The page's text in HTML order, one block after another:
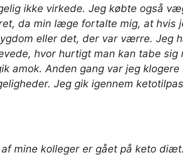
ikke virkede. Jeg købte også
da min læge fortalte mig, at hvis
eller det, der var værre. Jeg
hvor hurtigt man kan tabe sig
amok. Anden gang var jeg
Jeg gik igennem
af mine kolleger er gået på keto